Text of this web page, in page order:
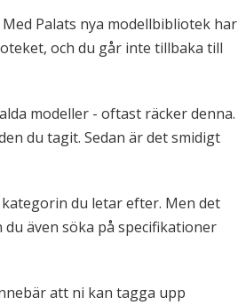
Palats nya modellbibliotek har
och du går inte tillbaka till
modeller - oftast räcker denna.
du tagit. Sedan är det smidigt
du letar efter. Men det
även söka på specifikationer
att ni kan tagga upp